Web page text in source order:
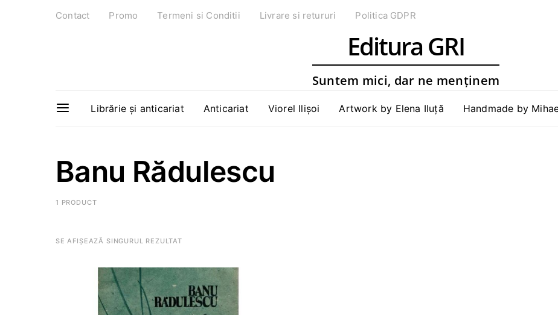
Contact Promo Termeni si Conditii Livrare si retururi Politica GDPR
Editura GRI
Suntem mici, dar ne menținem
Librărie și anticariat Anticariat Viorel Ilișoi Artwork by Elena Iluță Handmade by
Banu Rădulescu
1 PRODUCT
SE AFIȘEAZĂ SINGURUL REZULTAT